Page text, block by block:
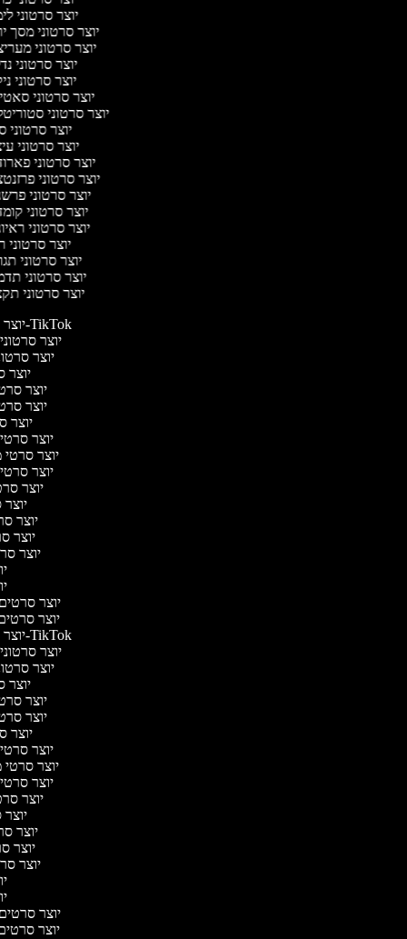
יוצר סרטוני
יוצר סרטוני מסך
יוצר סרטוני
יוצר סרטוני
יוצר סרטוני
יוצר סרטוני
יוצר סרטוני
יוצר סרטוני
יוצר סרטוני
יוצר סרטוני
יוצר סרטוני
יוצר סרטוני
יוצר סרטוני
יוצר סרטוני
יוצר
יוצר סרטוני
יוצר סרטוני
יוצר סרטוני
יוצר סרטונים ל-TikTok
יוצר
יוצר
יוצר
יוצר
יוצר
יוצר
יוצר
יוצר סרטי
יוצר
יוצר
יוצר
יוצר
יוצר
יוצר סרטים
יוצר
יוצר סרטונים ל-TikTok
יוצר
יוצר
יוצר
יוצר
יוצר
יוצר
יוצר
יוצר סרטי
יוצר
יוצר
יוצר
יוצר
יוצר
יוצר סרטים
יוצר